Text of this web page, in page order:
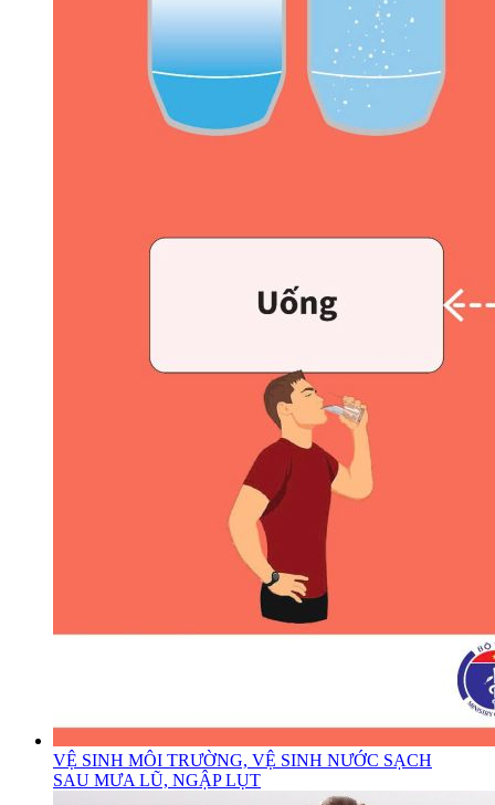
VỆ SINH MÔI TRƯỜNG, VỆ SINH NƯỚC SẠCH
SAU MƯA LŨ, NGẬP LỤT